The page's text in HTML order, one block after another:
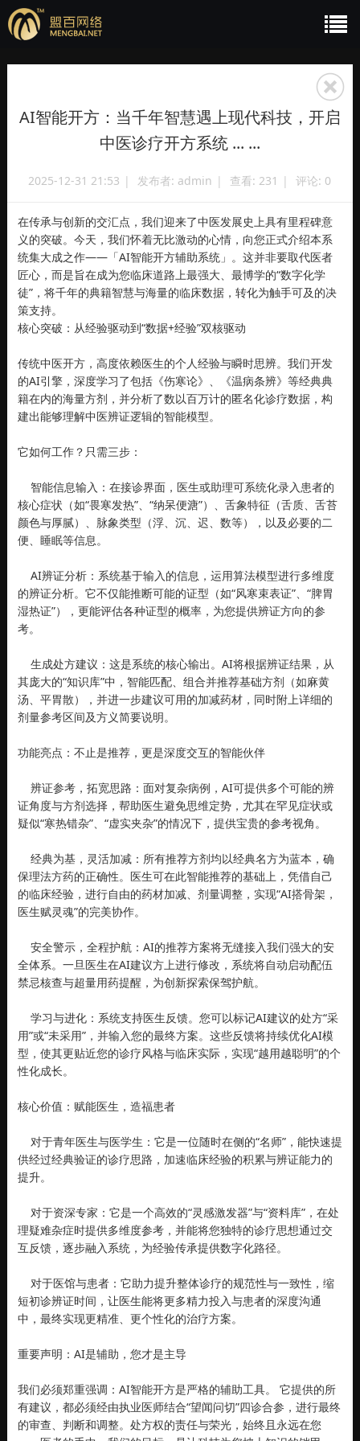
AI智能开方：当千年智慧遇上现代科技，开启
中医诊疗开方系统 ... ...
2025-12-31 21:53 | 发布者: admin | 查看: 231 | 评论: 0
在传承与创新的交汇点，我们迎来了中医发展史上具有里程碑意
义的突破。今天，我们怀着无比激动的心情，向您正式介绍本系
统集大成之作——「AI智能开方辅助系统」。这并非要取代医者
匠心，而是旨在成为您临床道路上最强大、最博学的“数字化学
徒”，将千年的典籍智慧与海量的临床数据，转化为触手可及的决
策支持。
核心突破：从经验驱动到“数据+经验”双核驱动
传统中医开方，高度依赖医生的个人经验与瞬时思辨。我们开发
的AI引擎，深度学习了包括《伤寒论》、《温病条辨》等经典典
籍在内的海量方剂，并分析了数以百万计的匿名化诊疗数据，构
建出能够理解中医辨证逻辑的智能模型。
它如何工作？只需三步：
智能信息输入：在接诊界面，医生或助理可系统化录入患者的
核心症状（如“畏寒发热”、“纳呆便溏”）、舌象特征（舌质、舌苔
颜色与厚腻）、脉象类型（浮、沉、迟、数等），以及必要的二
便、睡眠等信息。
AI辨证分析：系统基于输入的信息，运用算法模型进行多维度
的辨证分析。它不仅能推断可能的证型（如“风寒束表证”、“脾胃
湿热证”），更能评估各种证型的概率，为您提供辨证方向的参
考。
生成处方建议：这是系统的核心输出。AI将根据辨证结果，从
其庞大的“知识库”中，智能匹配、组合并推荐基础方剂（如麻黄
汤、平胃散），并进一步建议可用的加减药材，同时附上详细的
剂量参考区间及方义简要说明。
功能亮点：不止是推荐，更是深度交互的智能伙伴
辨证参考，拓宽思路：面对复杂病例，AI可提供多个可能的辨
证角度与方剂选择，帮助医生避免思维定势，尤其在罕见症状或
疑似“寒热错杂”、“虚实夹杂”的情况下，提供宝贵的参考视角。
经典为基，灵活加减：所有推荐方剂均以经典名方为蓝本，确
保理法方药的正确性。医生可在此智能推荐的基础上，凭借自己
的临床经验，进行自由的药材加减、剂量调整，实现“AI搭骨架，
医生赋灵魂”的完美协作。
安全警示，全程护航：AI的推荐方案将无缝接入我们强大的安
全体系。一旦医生在AI建议方上进行修改，系统将自动启动配伍
禁忌核查与超量用药提醒，为创新探索保驾护航。
学习与进化：系统支持医生反馈。您可以标记AI建议的处方“采
用”或“未采用”，并输入您的最终方案。这些反馈将持续优化AI模
型，使其更贴近您的诊疗风格与临床实际，实现“越用越聪明”的个
性化成长。
核心价值：赋能医生，造福患者
对于青年医生与医学生：它是一位随时在侧的“名师”，能快速提
供经过经典验证的诊疗思路，加速临床经验的积累与辨证能力的
提升。
对于资深专家：它是一个高效的“灵感激发器”与“资料库”，在处
理疑难杂症时提供多维度参考，并能将您独特的诊疗思想通过交
互反馈，逐步融入系统，为经验传承提供数字化路径。
对于医馆与患者：它助力提升整体诊疗的规范性与一致性，缩
短初诊辨证时间，让医生能将更多精力投入与患者的深度沟通
中，最终实现更精准、更个性化的治疗方案。
重要声明：AI是辅助，您才是主导
我们必须郑重强调：AI智能开方是严格的辅助工具。 它提供的所
有建议，都必须经由执业医师结合“望闻问切”四诊合参，进行最终
的审查、判断和调整。处方权的责任与荣光，始终且永远在您